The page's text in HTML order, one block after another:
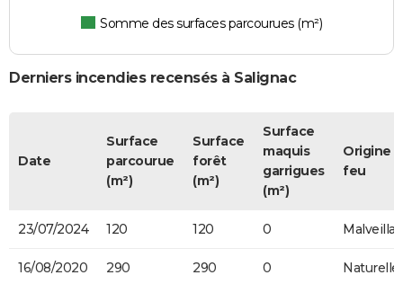
Somme des surfaces parcourues (m²)
Derniers incendies recensés à Salignac
Date
Surface
parcourue
(m²)
Surface
forêt
(m²)
Surface
maquis
garrigues
(m²)
Origine
feu
23/07/2024 120 120 0
16/08/2020 290 290 0 Naturelle